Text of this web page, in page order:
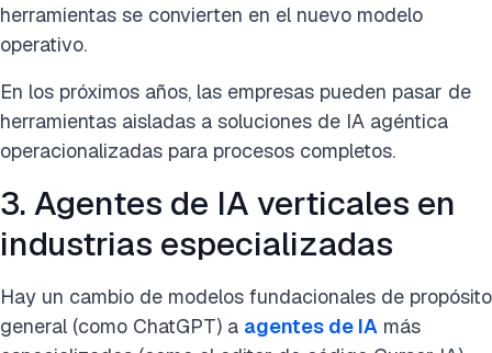
herramientas se convierten en el nuevo modelo
operativo.
En los próximos años, las empresas pueden pasar de
herramientas aisladas a soluciones de IA agéntica
operacionalizadas para procesos completos.
3. Agentes de IA verticales en
industrias especializadas
Hay un cambio de modelos fundacionales de propósito
general (como ChatGPT) a agentes de IA más